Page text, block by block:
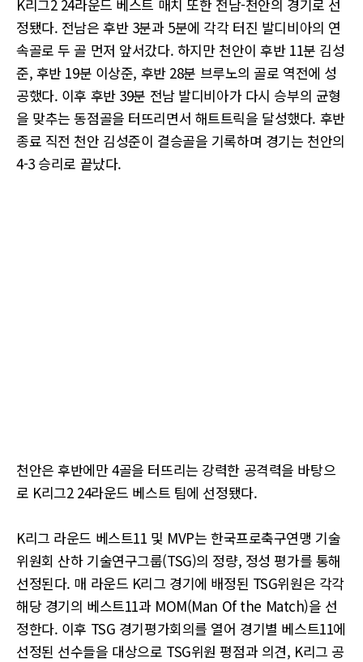
K리그2 24라운드 베스트 매치 또한 전남-천안의 경기로 선
정됐다. 전남은 후반 3분과 5분에 각각 터진 발디비아의 연
속골로 두 골 먼저 앞서갔다. 하지만 천안이 후반 11분 김성
준, 후반 19분 이상준, 후반 28분 브루노의 골로 역전에 성
공했다. 이후 후반 39분 전남 발디비아가 다시 승부의 균형
을 맞추는 동점골을 터뜨리면서 해트트릭을 달성했다. 후반
종료 직전 천안 김성준이 결승골을 기록하며 경기는 천안의
4-3 승리로 끝났다.
천안은 후반에만 4골을 터뜨리는 강력한 공격력을 바탕으
로 K리그2 24라운드 베스트 팀에 선정됐다.
K리그 라운드 베스트11 및 MVP는 한국프로축구연맹 기술
위원회 산하 기술연구그룹(TSG)의 정량, 정성 평가를 통해
선정된다. 매 라운드 K리그 경기에 배정된 TSG위원은 각각
해당 경기의 베스트11과 MOM(Man Of the Match)을 선
정한다. 이후 TSG 경기평가회의를 열어 경기별 베스트11에
선정된 선수들을 대상으로 TSG위원 평점과 의견, K리그 공